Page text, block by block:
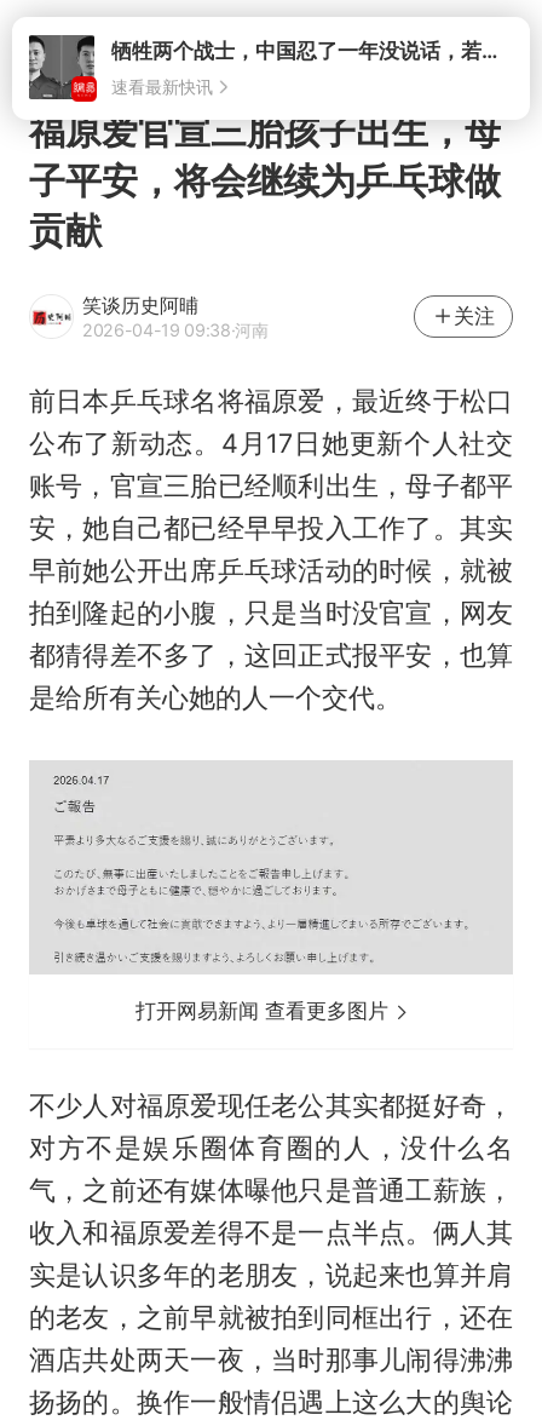
打开
福原爱官宣三胎孩子出生，母
子平安，将会继续为乒乓球做
贡献
笑谈历史阿晡
2026-04-19 09:38·河南
关注
前日本乒乓球名将福原爱 ，最近终于松口
公布了新动态。4月17日她更新个人社交
账号，官宣三胎已经顺利出生，母子都平
安，她自己都已经早早投入工作了。其实
早前她公开出席乒乓球活动的时候，就被
拍到隆起的小腹，只是当时没官宣，网友
都猜得差不多了，这回正式报平安，也算
是给所有关心她的人一个交代。
打开网易新闻 查看更多图片
不少人对福原爱现任老公其实都挺好奇，
对方不是娱乐圈体育圈的人，没什么名
气，之前还有媒体曝他只是普通工薪族，
收入和福原爱差得不是一点半点。俩人其
实是认识多年的老朋友，说起来也算并肩
的老友，之前早就被拍到同框出行，还在
酒店共处两天一夜，当时那事儿闹得沸沸
扬扬的。换作一般情侣遇上这么大的舆论